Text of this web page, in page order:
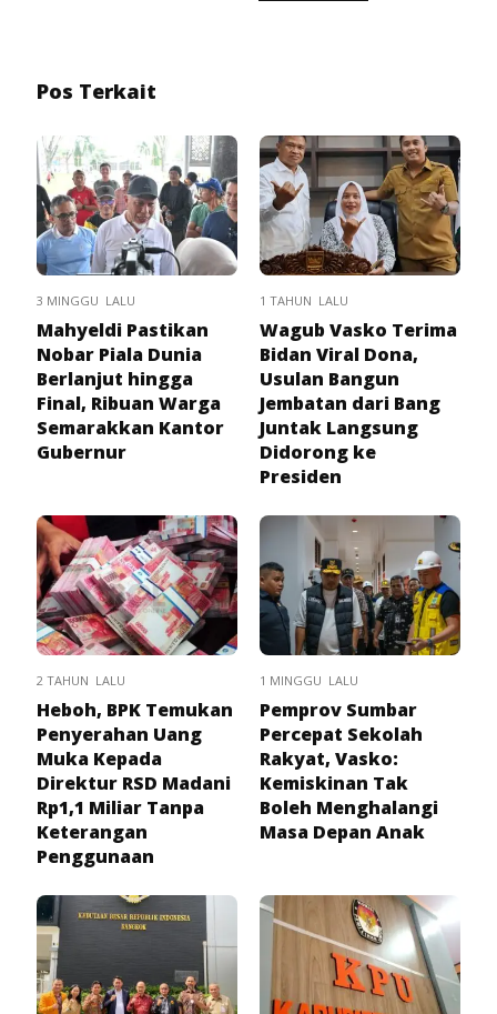
Pos Terkait
3 MINGGU LALU
Mahyeldi Pastikan
Nobar Piala Dunia
Berlanjut hingga
Final, Ribuan Warga
Semarakkan Kantor
Gubernur
1 TAHUN LALU
Wagub Vasko Terima
Bidan Viral Dona,
Usulan Bangun
Jembatan dari Bang
Juntak Langsung
Didorong ke
Presiden
2 TAHUN LALU
Heboh, BPK Temukan
Penyerahan Uang
Muka Kepada
Direktur RSD Madani
Rp1,1 Miliar Tanpa
Keterangan
Penggunaan
1 MINGGU LALU
Pemprov Sumbar
Percepat Sekolah
Rakyat, Vasko:
Kemiskinan Tak
Boleh Menghalangi
Masa Depan Anak